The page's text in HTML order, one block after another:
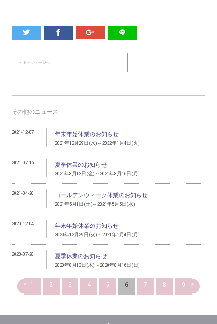
＞ トップページへ
その他のニュース
2021-12-07 年末年始休業のお知らせ
2021年12月29日(水)～2022年1月4日(火)
2021-07-16 夏季休業のお知らせ
2021年8月13日(金)～2021年8月16日(月)
2021-04-20 ゴールデンウィーク休業のお知らせ
2021年5月1日(土)～2021年5月5日(水)
2020-12-04 年末年始休業のお知らせ
2020年12月29日(火)～2021年1月4日(月)
2020-07-28 夏季休業のお知らせ
2020年8月13日(木)～2020年8月16日(日)
< 1 2 3 4 5 6 7 8 9 >